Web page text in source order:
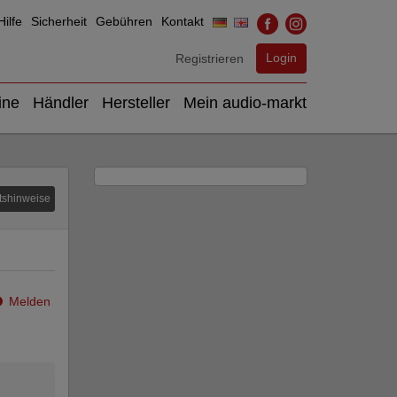
Sicherheit Gebühren Kontakt
Registrieren Login
Händler Hersteller Mein audio-markt
Melden